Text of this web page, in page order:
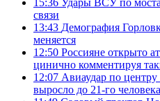
связи
13:43 Демография
меняется
12:50 Россияне открыто
цинично комментируя
12:07 Авиаудар по
выросло до 21-го